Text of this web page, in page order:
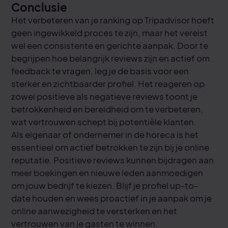
Conclusie
Het verbeteren van je ranking op Tripadvisor hoeft
geen ingewikkeld proces te zijn, maar het vereist
wel een consistente en gerichte aanpak. Door te
begrijpen hoe belangrijk reviews zijn en actief om
feedback te vragen, leg je de basis voor een
sterker en zichtbaarder profiel. Het reageren op
zowel positieve als negatieve reviews toont je
betrokkenheid en bereidheid om te verbeteren,
wat vertrouwen schept bij potentiële klanten.
Als eigenaar of ondernemer in de horeca is het
essentieel om actief betrokken te zijn bij je online
reputatie. Positieve reviews kunnen bijdragen aan
meer boekingen en nieuwe leden aanmoedigen
om jouw bedrijf te kiezen. Blijf je profiel up-to-
date houden en wees proactief in je aanpak om je
online aanwezigheid te versterken en het
vertrouwen van je gasten te winnen.